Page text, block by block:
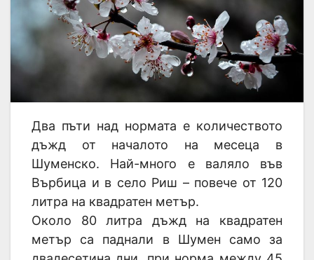
Два пъти над нормата е количеството
дъжд от началото на месеца в
Шуменско. Най-много е валяло във
Върбица и в село Риш – повече от 120
литра на квадратен метър.
Около 80 литра дъжд на квадратен
метър са паднали в Шумен само за